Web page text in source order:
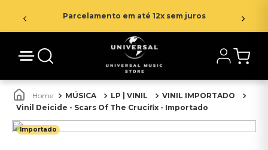
Parcelamento em até 12x sem juros
MÚSICA LP | VINIL
VINIL IMPORTADO
Vinil Deicide - Scars Of The Crucifix - Importado
Importado